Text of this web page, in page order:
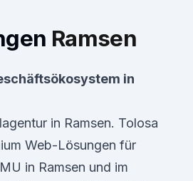
Ramsen
in
in Ramsen. Tolosa
Web-Lösungen für
in Ramsen und im